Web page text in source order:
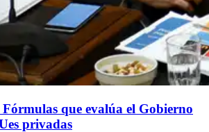
que evalúa el Gobierno
privadas